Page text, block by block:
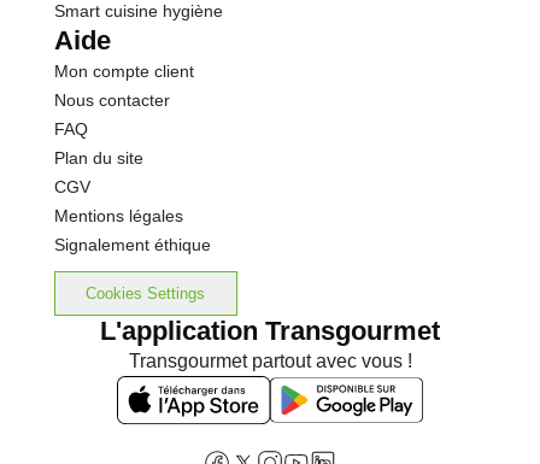
Smart cuisine hygiène
Aide
Mon compte client
Nous contacter
FAQ
Plan du site
CGV
Mentions légales
Signalement éthique
Cookies Settings
L'application Transgourmet
Transgourmet partout avec vous !